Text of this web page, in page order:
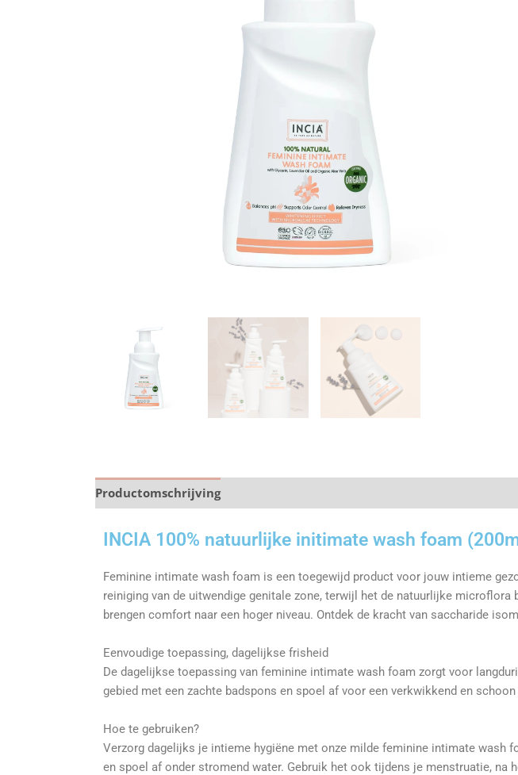
Productomschrijving
INCIA 100% natuurlijke initimate wash foam
Feminine intimate wash foam is een toegewijd product voor jouw intieme
reiniging van de uitwendige genitale zone, terwijl het de natuurlijke
brengen comfort naar een hoger niveau. Ontdek de kracht van saccharide
Eenvoudige toepassing, dagelijkse frisheid
De dagelijkse toepassing van feminine intimate wash foam zorgt voor
gebied met een zachte badspons en spoel af voor een verkwikkend en schoon
Hoe te gebruiken?
Verzorg dagelijks je intieme hygiëne met onze milde feminine intimate wash
en spoel af onder stromend water. Gebruik het ook tijdens je menstruatie, na